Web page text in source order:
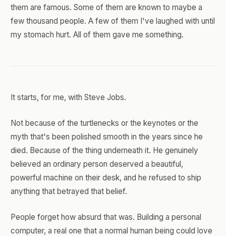
them are famous. Some of them are known to maybe a
few thousand people. A few of them I've laughed with until
my stomach hurt. All of them gave me something.
It starts, for me, with Steve Jobs.
Not because of the turtlenecks or the keynotes or the
myth that's been polished smooth in the years since he
died. Because of the thing underneath it. He genuinely
believed an ordinary person deserved a beautiful,
powerful machine on their desk, and he refused to ship
anything that betrayed that belief.
People forget how absurd that was. Building a personal
computer, a real one that a normal human being could love